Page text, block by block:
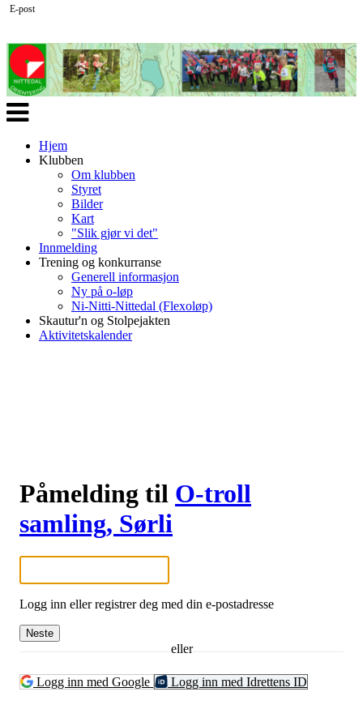
Veksle
navigasjon
Hjem
Klubben
Om klubben
Styret
Bilder
Kart
"Slik gjør vi det"
Innmelding
Trening og konkurranse
Generell informasjon
Ny på o-løp
Ni-Nitti-Nittedal (Flexoløp)
Skautur'n og Stolpejakten
Aktivitetskalender
Påmelding til O-troll
samling, Sørli
E-post
Logg inn eller registrer deg med din e-postadresse
Neste
eller
Logg inn med Google Logg inn med Idrettens ID